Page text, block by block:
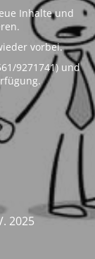
Inhalte und
vorbei.
9271741) und
2025